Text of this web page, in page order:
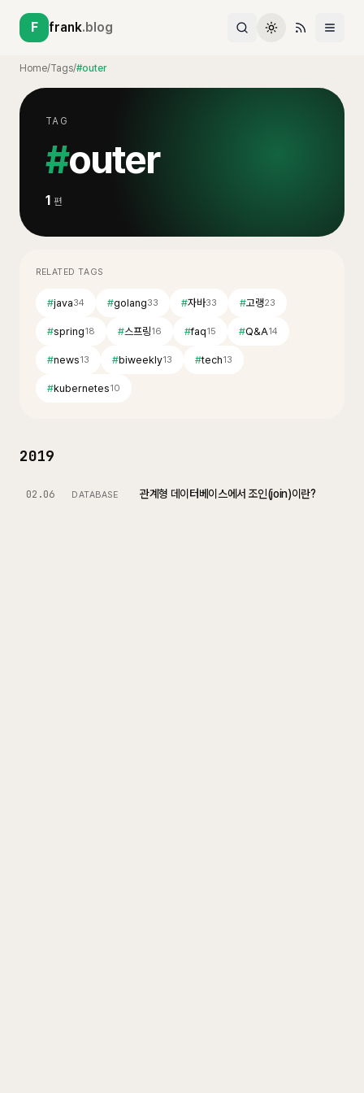
F frank.blog
Home/Tags/#outer
TAG
#outer
1 편
RELATED TAGS
#java34 #golang33 #자바33 #고랭23
#spring18 #스프링16 #faq15 #Q&A14
#news13 #biweekly13 #tech13
#kubernetes10
2019
02.06 DATABASE 관계형 데이터베이스에서 조인(join)이란?